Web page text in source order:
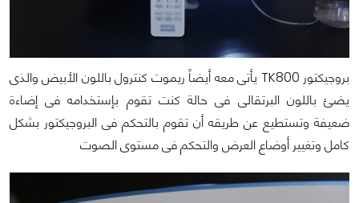
بروجيكتور TK800 يأتى معه أيضاً ريموت كنترول باللون الأبيض والذى
يضئ باللون البرتقالى فى حالة كنت تقوم بإستخدامه فى إضاءة
ضعيفة وتستطيع عن طريقه أن تقوم بالتحكم فى البروجيكتور بشكل
كامل وتغيير أوضاع العرض والتحكم فى مستوى الصوت